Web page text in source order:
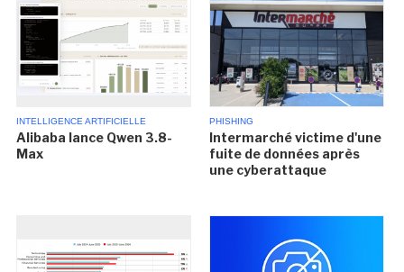
INTELLIGENCE ARTIFICIELLE
Alibaba lance Qwen 3.8-
Max
PHISHING
Intermarché victime d'une
fuite de données après
une cyberattaque